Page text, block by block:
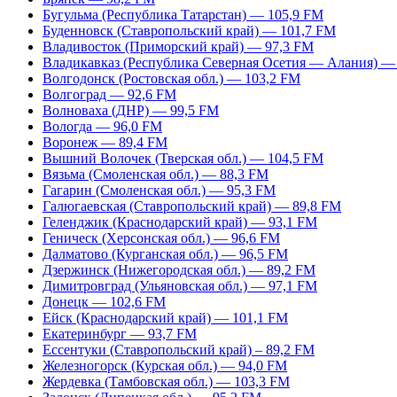
Бугульма (Республика Татарстан) — 105,9 FM
Буденновск (Ставропольский край) — 101,7 FM
Владивосток (Приморский край) — 97,3 FM
Владикавказ (Республика Северная Осетия — Алания)
Волгодонск (Ростовская обл.) — 103,2 FM
Волгоград — 92,6 FM
Волноваха (ДНР) — 99,5 FM
Вологда — 96,0 FM
Воронеж — 89,4 FM
Вышний Волочек (Тверская обл.) — 104,5 FM
Вязьма (Смоленская обл.) — 88,3 FM
Гагарин (Смоленская обл.) — 95,3 FM
Галюгаевская (Ставропольский край) — 89,8 FM
Геленджик (Краснодарский край) — 93,1 FM
Геническ (Херсонская обл.) — 96,6 FM
Далматово (Курганская обл.) — 96,5 FM
Дзержинск (Нижегородская обл.) — 89,2 FM
Димитровград (Ульяновская обл.) — 97,1 FM
Донецк — 102,6 FM
Ейск (Краснодарский край) — 101,1 FM
Екатеринбург — 93,7 FM
Ессентуки (Ставропольский край) – 89,2 FM
Железногорск (Курская обл.) — 94,0 FM
Жердевка (Тамбовская обл.) — 103,3 FM